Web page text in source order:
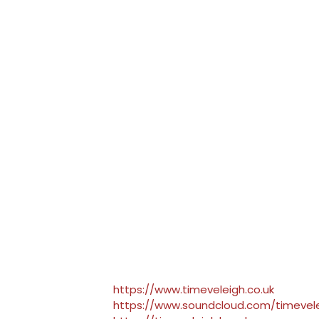
https://www.timeveleigh.co.uk
https://www.soundcloud.com/